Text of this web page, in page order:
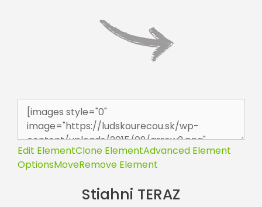
Edit ElementClone ElementAdvanced Element
OptionsMoveRemove Element
Stiahni TERAZ